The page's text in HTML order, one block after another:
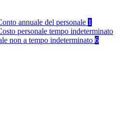
annuale del personale 1
personale tempo indeterminato
non a tempo indeterminato 6